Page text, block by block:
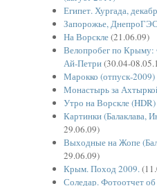
Египет. Хургада,
Запорожье,
На Ворскле(21.06.09)
Велопробег по Крыму:
Ай-Петри(30.04-
Марокко (отпуск-2009)
Монастырь за
Утро на Ворскле (HDR)
Картинки (Балаклава,
29.06.09)
Выходные на Жопе
29.06.09)
Крым. Поход 2009.
Соледар. Фотоотчет об